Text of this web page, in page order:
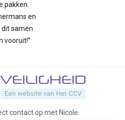
pakken.
en
dit samen
vooruit!”
contact op met Nicole.